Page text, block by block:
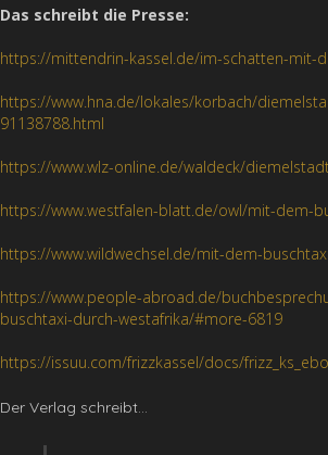
Das schreibt die Presse:
https://mittendrin-kassel.de/im-schatten-mit-
https://www.hna.de/lokales/korbach/
91138788.html
https://www.wlz-online.de/waldeck/
https://www.westfalen-blatt.de/owl/mit-dem-
https://www.wildwechsel.de/mit-dem-
https://www.people-abroad.de/
buschtaxi-durch-westafrika/#more-6819
https://issuu.com/frizzkassel/docs/
Der Verlag schreibt…